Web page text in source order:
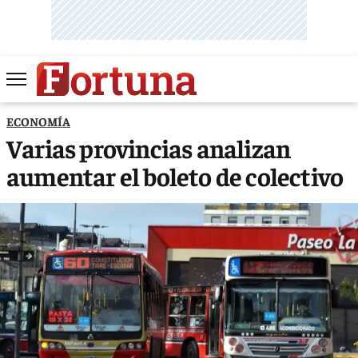
ECONOMÍA
Varias provincias analizan
aumentar el boleto de colectivo